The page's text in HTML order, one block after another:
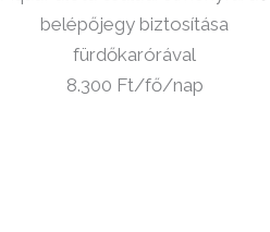
belépőjegy biztosítása
fürdőkarórával
8.300 Ft/fő/nap